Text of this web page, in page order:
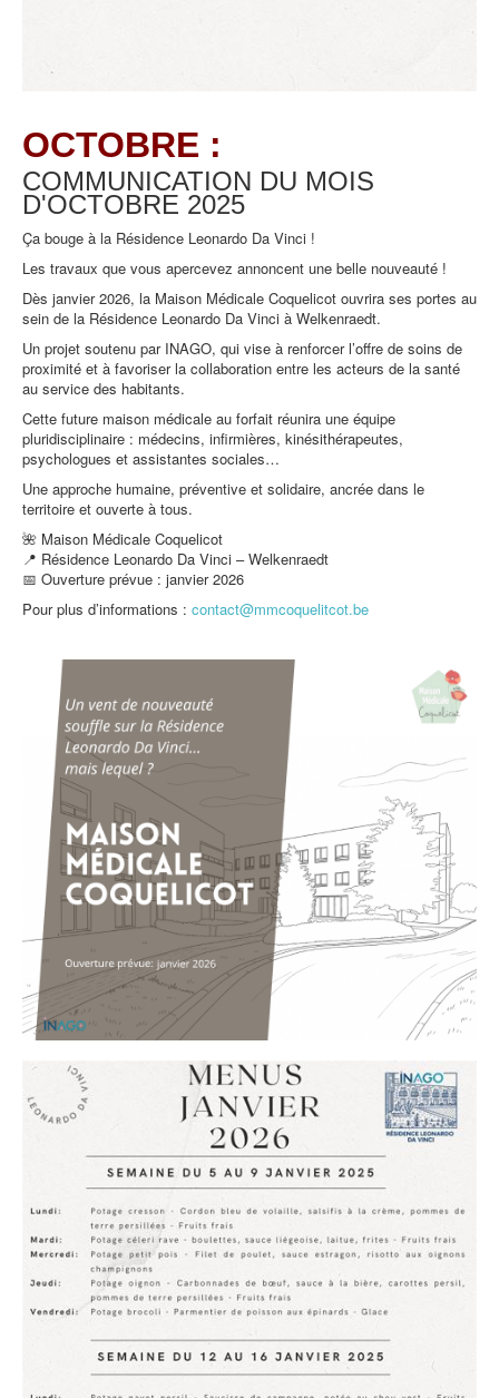
OCTOBRE :
COMMUNICATION DU MOIS
D'OCTOBRE 2025
Ça bouge à la Résidence Leonardo Da Vinci !
Les travaux que vous apercevez annoncent une belle nouveauté !
Dès janvier 2026, la Maison Médicale Coquelicot ouvrira ses portes au
sein de la Résidence Leonardo Da Vinci à Welkenraedt.
Un projet soutenu par INAGO, qui vise à renforcer l’offre de soins de
proximité et à favoriser la collaboration entre les acteurs de la santé
au service des habitants.
Cette future maison médicale au forfait réunira une équipe
pluridisciplinaire : médecins, infirmières, kinésithérapeutes,
psychologues et assistantes sociales…
Une approche humaine, préventive et solidaire, ancrée dans le
territoire et ouverte à tous.
🌺 Maison Médicale Coquelicot
📍 Résidence Leonardo Da Vinci – Welkenraedt
📅 Ouverture prévue : janvier 2026
Pour plus d’informations : contact@mmcoquelitcot.be